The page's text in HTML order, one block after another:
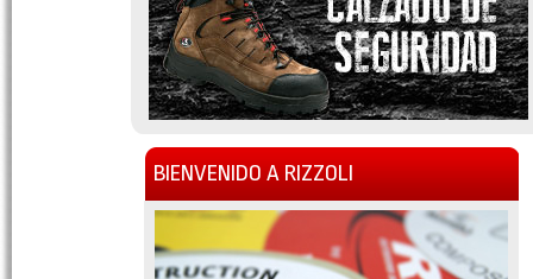
BIENVENIDO A RIZZOLI